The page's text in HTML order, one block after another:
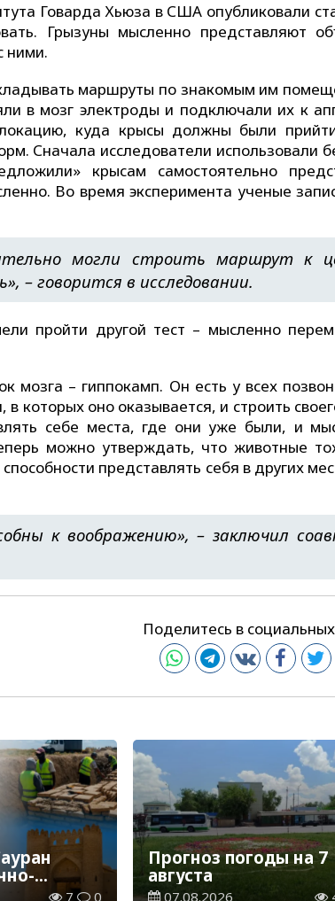
Говарда Хьюза в США опубликовали
Грызуны мысленно представляют
ними.
маршруты по знакомым им
в мозг электроды и подключали их к
куда крысы должны были
Сначала исследователи использовали
крысам самостоятельно
Во время эксперимента ученые
могли строить маршрут к
– говорится в исследовании.
пройти другой тест – мысленно
мозга – гиппокамп. Он есть у всех
которых оно оказывается, и строить
себе места, где они уже были, и
можно утверждать, что животные
представлять себя в других
к воображению», – заключил
Поделитесь в
7 0
Прогноз погоды на 7
августа
07.08.2026